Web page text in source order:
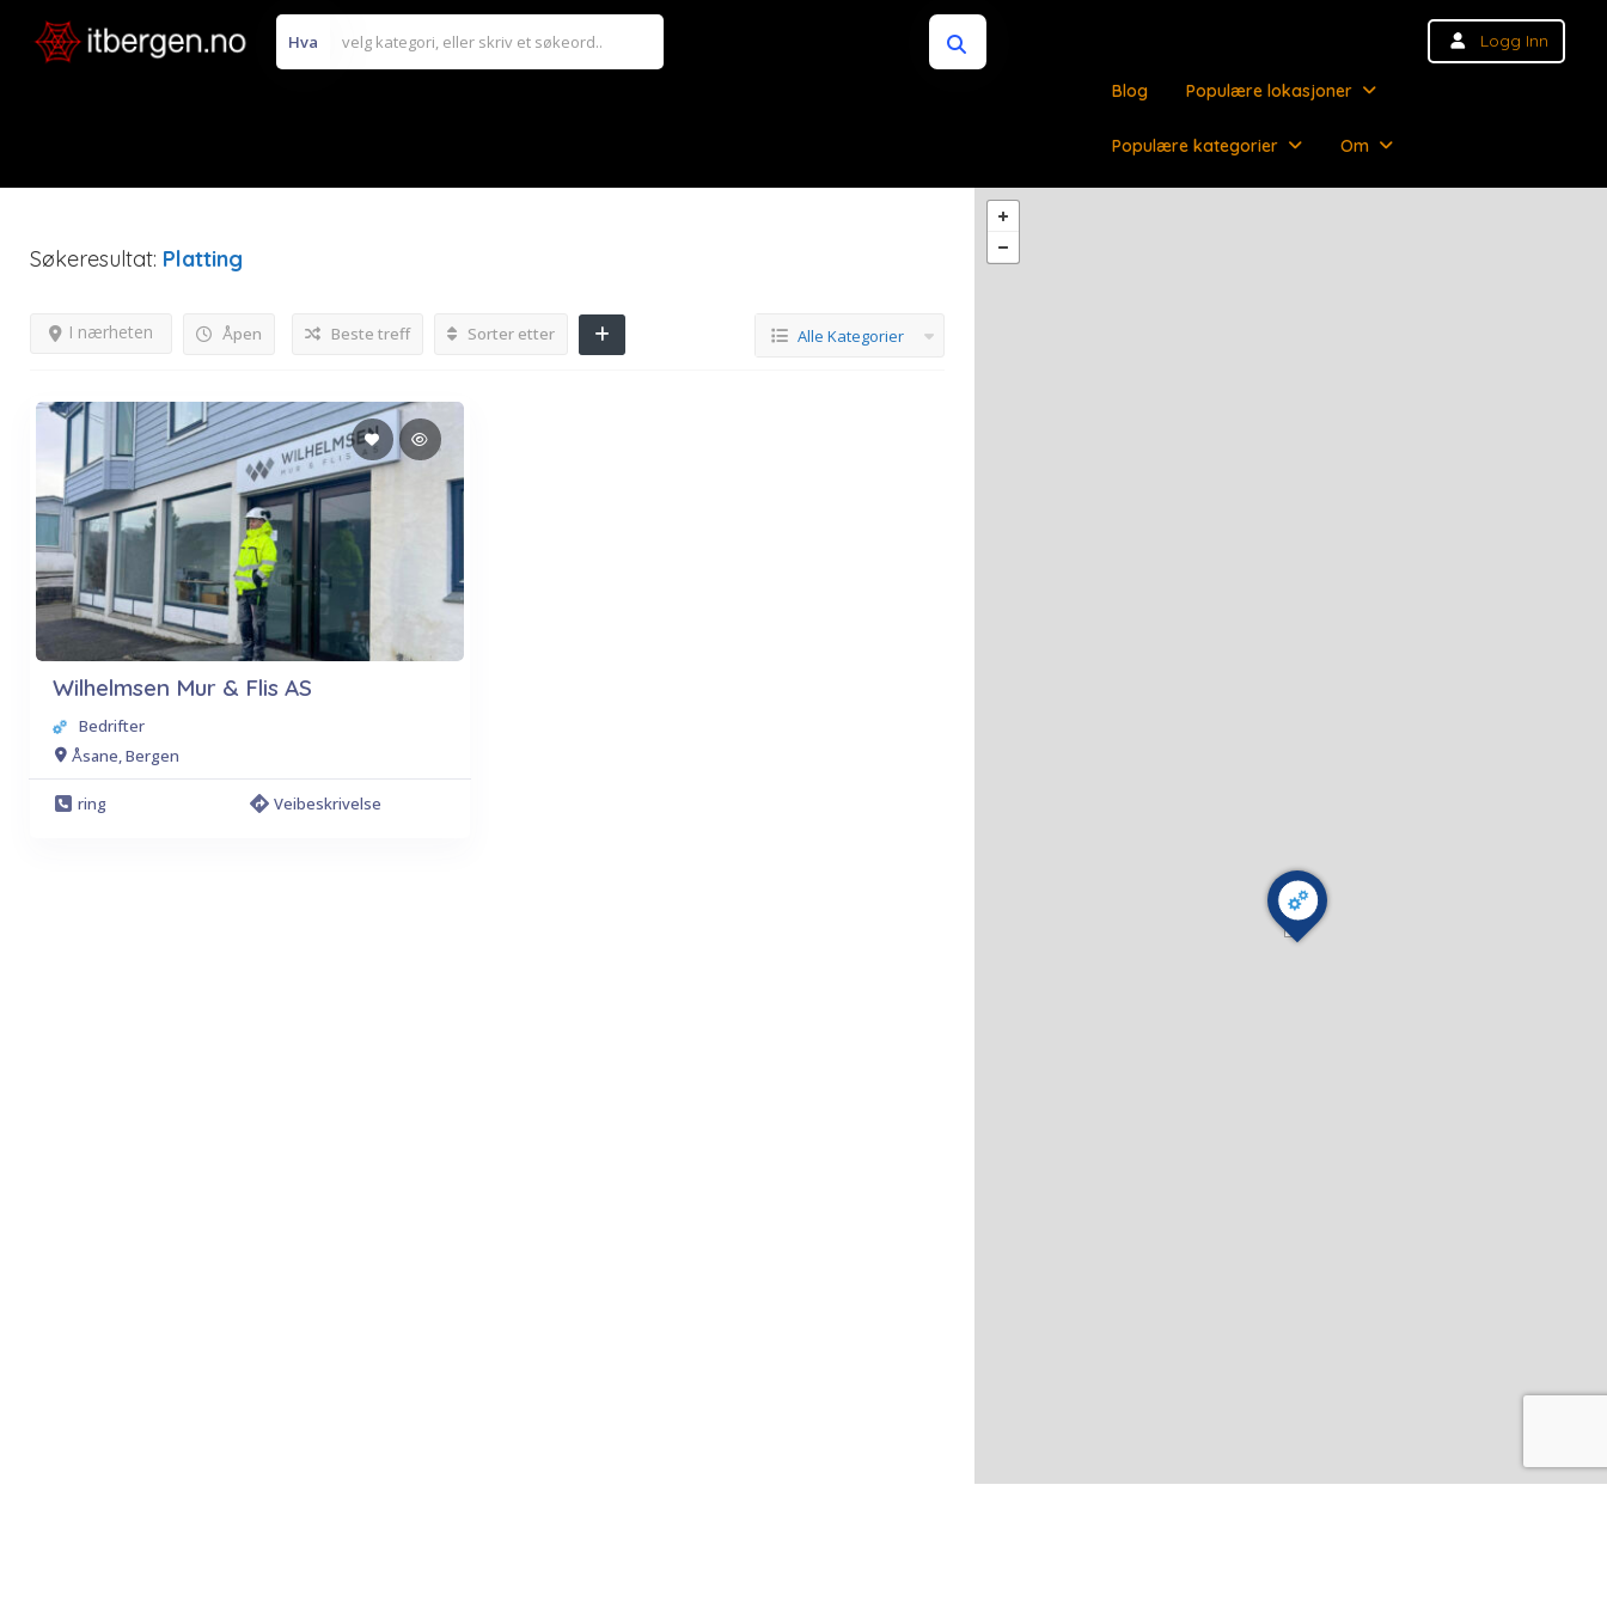
Hva Logg Inn
Blog Populære lokasjoner
Populære kategorier Om
Søkeresultat: Platting
Åpen
I nærheten Beste treff Sorter etter Alle Kategorier
Wilhelmsen Mur & Flis AS
Bedrifter
Åsane, Bergen
ring Veibeskrivelse